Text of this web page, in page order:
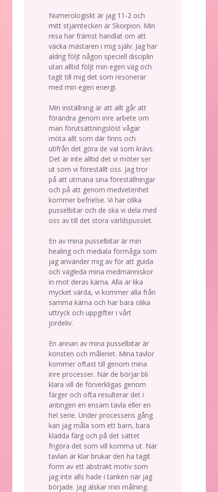
Numerologiskt är jag 11-2 och
mitt stjärntecken är Skorpion. Min
resa har främst handlat om att
väcka mästaren i mig själv. Jag har
aldrig följt någon speciell disciplin
utan alltid följt min egen väg och
tagit till mig det som resonerar
med min egen energi.
Min inställning är att allt går att
förändra genom inre arbete om
man förutsättningslöst vågar
möta allt som där finns och
utifrån det göra de val som krävs.
Det är inte alltid det vi möter ser
ut som vi föreställt oss. Jag tror
på att utmana sina föreställningar
och på att genom medvetenhet
kommer befrielse. Vi har olika
pusselbitar och de ska vi dela med
oss av till det stora världspusslet.
En av mina pusselbitar är min
healing och mediala förmåga som
jag använder mig av för att guida
och vägleda mina medmänniskor
in mot deras kärna. Alla är lika
mycket värda, vi kommer alla från
samma kärna och har bara olika
uttryck och uppgifter i vårt
jordeliv.
En annan av mina pusselbitar är
konsten och måleriet. Mina tavlor
kommer oftast till genom mina
inre processer. När de börjar bli
klara vill de förverkligas genom
färger och ofta resulterar det i
antingen en ensam tavla eller en
hel serie. Under processens gång
kan jag måla som ett barn, bara
kladda färg och på det sättet
frigöra det som vill komma ut. När
tavlan är klar brukar den ha tagit
form av ett abstrakt motiv som
jag inte alls hade i tanken när jag
började. Jag älskar min målning.